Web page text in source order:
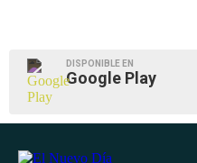
DISPONIBLE EN
Google Play